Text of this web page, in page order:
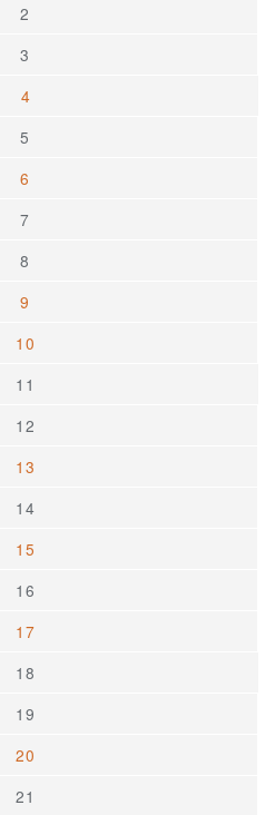
2
3
4
5
6
7
8
9
10
11
12
13
14
15
16
17
18
19
20
21